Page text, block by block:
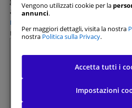
aiutiamo a trovare le migliori
migliori consigli prima del tuo
molto altro ancora!
1 Trova le migliori auto a
1.1 Ottieni i prezzi più
Vengono utilizzati cookie per la
annunci.
Per maggiori dettagli, visita la nostra
nostra Politica sulla Privacy.
Impostazioni
Accetta tutti i
Cookie strettamente necessari